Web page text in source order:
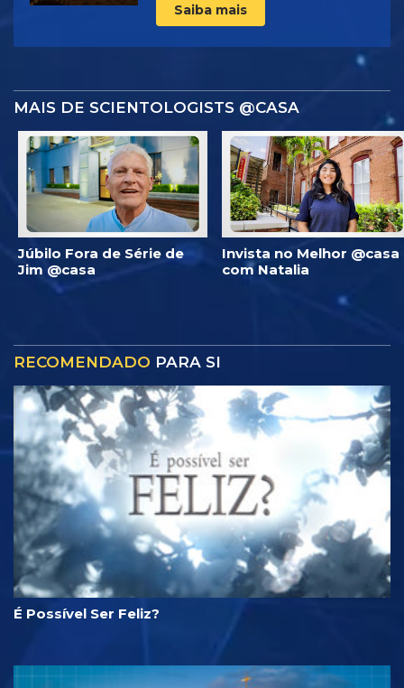
Saiba mais
MAIS DE SCIENTOLOGISTS @CASA
Júbilo Fora de Série de
Jim @casa
Invista no Melhor @casa
com Natalia
RECOMENDADO PARA SI
É Possível Ser Feliz?